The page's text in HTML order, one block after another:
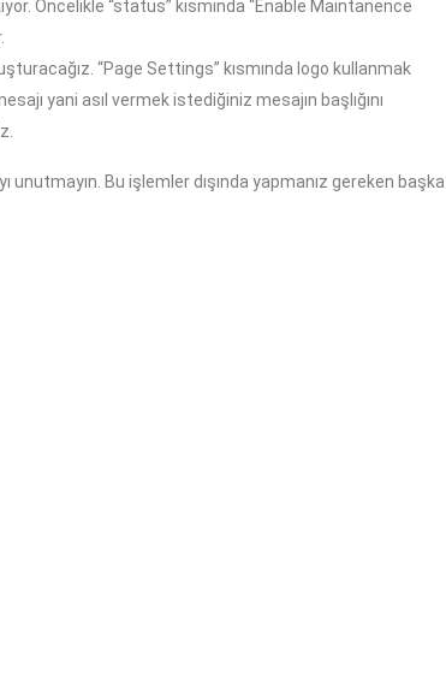
Öncelikle “status” kısmında “Enable Maintanence
“Page Settings” kısmında logo kullanmak
yani asıl vermek istediğiniz mesajın başlığını
unutmayın. Bu işlemler dışında yapmanız gereken başka